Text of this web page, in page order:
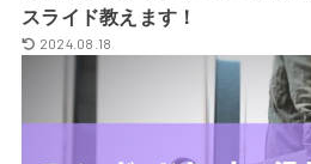
スライド教えます！
2024.08.18